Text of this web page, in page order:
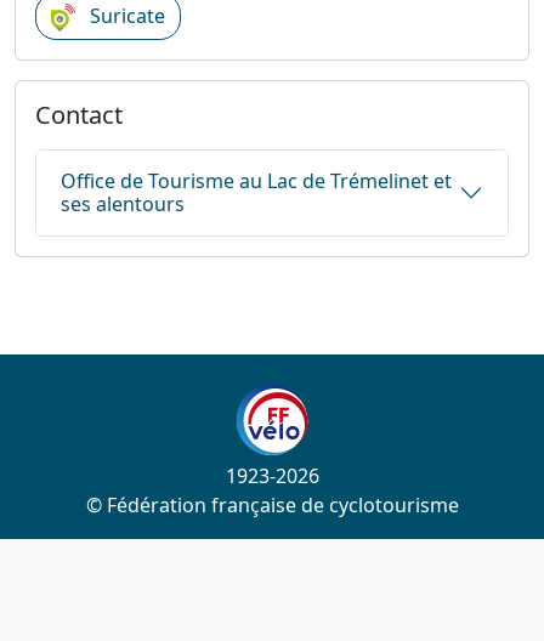
Suricate
Contact
Office de Tourisme au Lac de Trémelinet et
ses alentours
1923-2026
© Fédération française de cyclotourisme